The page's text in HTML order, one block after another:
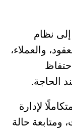
نظام
والعملاء،
الحاجة.
لإدارة
ومتابعة حالة